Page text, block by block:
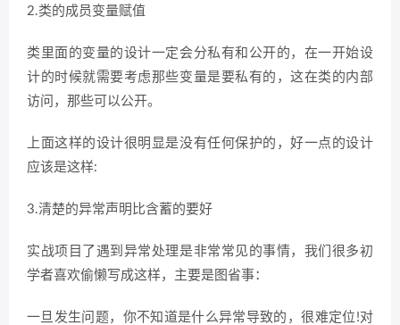
2.类的成员变量赋值
类里面的变量的设计一定会分私有和公开的，在一开始设
计的时候就需要考虑那些变量是要私有的，这在类的内部
访问，那些可以公开。
上面这样的设计很明显是没有任何保护的，好一点的设计
应该是这样:
3.清楚的异常声明比含蓄的要好
实战项目了遇到异常处理是非常常见的事情，我们很多初
学者喜欢偷懒写成这样，主要是图省事：
一旦发生问题，你不知道是什么异常导致的，很难定位!对